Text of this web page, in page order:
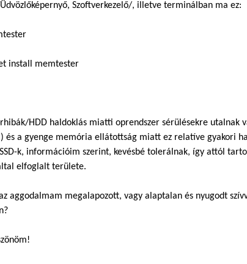
Szoftverkezelő/, illetve terminálban ma ez:
install memtester
HDD haldoklás miatti oprendszer sérülésekre utalnak
és a gyenge memória ellátottság miatt ez relatíve gyakori
k, információim szerint, kevésbé tolerálnak, így attól
elfoglalt területe.
aggodalmam megalapozott, vagy alaptalan és nyugodt